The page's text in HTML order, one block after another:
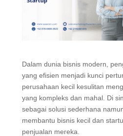
Dalam dunia bisnis modern,
yang efisien menjadi kunci
perusahaan kecil kesulitan
yang kompleks dan mahal. Di
sebagai solusi sederhana
membantu bisnis kecil dan
penjualan mereka.